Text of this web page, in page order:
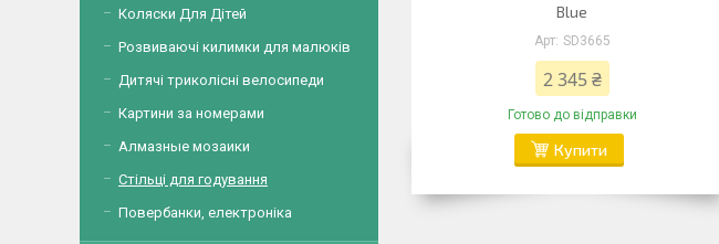
Blue
SD3665
2 345 ₴
Готово до відправки
Купити
Коляски Для Дітей
Розвиваючі килимки для малюків
Дитячі триколісні велосипеди
Картини за номерами
Алмазные мозаики
Стільці для годування
Повербанки, електроніка